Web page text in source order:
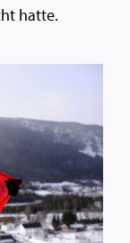
hatte.